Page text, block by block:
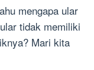
mengapa ular
tidak memiliki
Mari kita